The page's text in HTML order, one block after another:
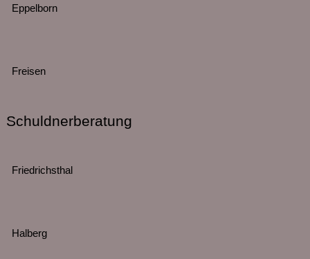
Eppelborn
Freisen
Schuldnerberatung
Friedrichsthal
Halberg